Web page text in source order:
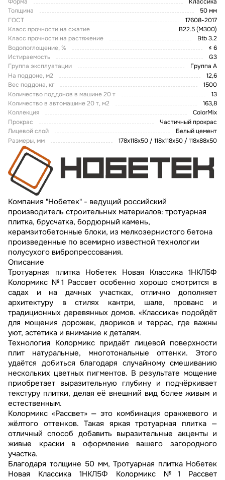
Толщина
50 мм
ГОСТ
17608-2017
Класс прочности на сжатие
B22.5 (M300)
Класс прочности на растяжение
Btb 3.2
Водопоглощение, %
≤ 6
Истираемость
G3
Группа эксплуатации
Группа А
На поддоне, м2
12,6
Вес поддона, кг
1500
Количество поддонов в машине 20 т
13
Количество в автомашине 20 т, м2
163,8
Коллекция
ColorMix
Прокрас
Частичный прокрас
Лицевой слой
Белый цемент
Размеры, мм
178x118x50 / 118x118x50 / 118x88x50
Компания "Нобетек" - ведущий российский
производитель строительных материалов: тротуарная
плитка, брусчатка, бордюрный камень,
керамзитобетонные блоки, из мелкозернистого бетона
произведенные по всемирно известной технологии
полусухого вибропрессования.
Описание
Тротуарная плитка Нобетек Новая Классика 1НКЛ5Ф
Колормикс №1 Рассвет особенно хорошо смотрится в
садах и на дачных участках, отлично дополняет
архитектуру в стилях кантри, шале, прованс и
традиционных деревянных домов. «Классика» подойдёт
для мощения дорожек, двориков и террас, где важны
уют, эстетика и внимание к деталям.
Технология Колормикс придаёт лицевой поверхности
плит натуральные, многотональные оттенки. Этого
удаётся добиться благодаря случайному смешиванию
нескольких цветных пигментов. В результате мощение
приобретает выразительную глубину и подчёркивает
текстуру плитки, делая её внешний вид более живым и
естественным.
Колормикс «Рассвет» — это комбинация оранжевого и
жёлтого оттенков. Такая яркая тротуарная плитка —
отличный способ добавить выразительные акценты и
живые краски в оформление вашего загородного
участка.
Благодаря толщине 50 мм, Тротуарная плитка Нобетек
Новая Классика 1НКЛ5Ф Колормикс №1 Рассвет